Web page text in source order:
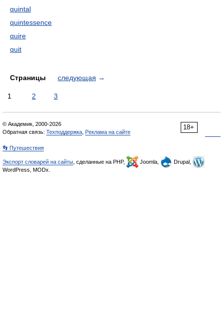
quintal
quintessence
quire
quit
Страницы следующая →
1 2 3
18+
© Академик, 2000-2026
Обратная связь: Техподдержка Реклама на сайте
👣 Путешествия
Экспорт словарей на сайты , сделанные на PHP, Joomla,
Drupal,
WordPress, MODx.